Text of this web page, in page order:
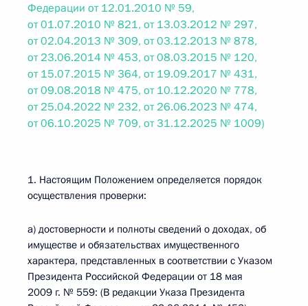
Федерации от 12.01.2010 № 59,
от 01.07.2010 № 821, от 13.03.2012 № 297,
от 02.04.2013 № 309, от 03.12.2013 № 878,
от 23.06.2014 № 453, от 08.03.2015 № 120,
от 15.07.2015 № 364, от 19.09.2017 № 431,
от 09.08.2018 № 475, от 10.12.2020 № 778,
от 25.04.2022 № 232, от 26.06.2023 № 474,
от 06.10.2025 № 709, от 31.12.2025 № 1009)
1. Настоящим Положением определяется порядок
осуществления проверки:
а) достоверности и полноты сведений о доходах, об
имуществе и обязательствах имущественного
характера, представленных в соответствии с Указом
Президента Российской Федерации от 18 мая
2009 г. № 559: (В редакции Указа Президента